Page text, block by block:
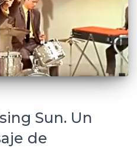
Sun. Un
de